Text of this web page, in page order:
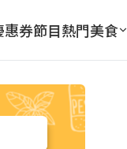
惠券節目熱門美食